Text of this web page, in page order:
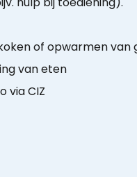
of opwarmen van
van eten
via CIZ